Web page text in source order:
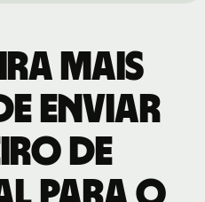
mais
enviar
de